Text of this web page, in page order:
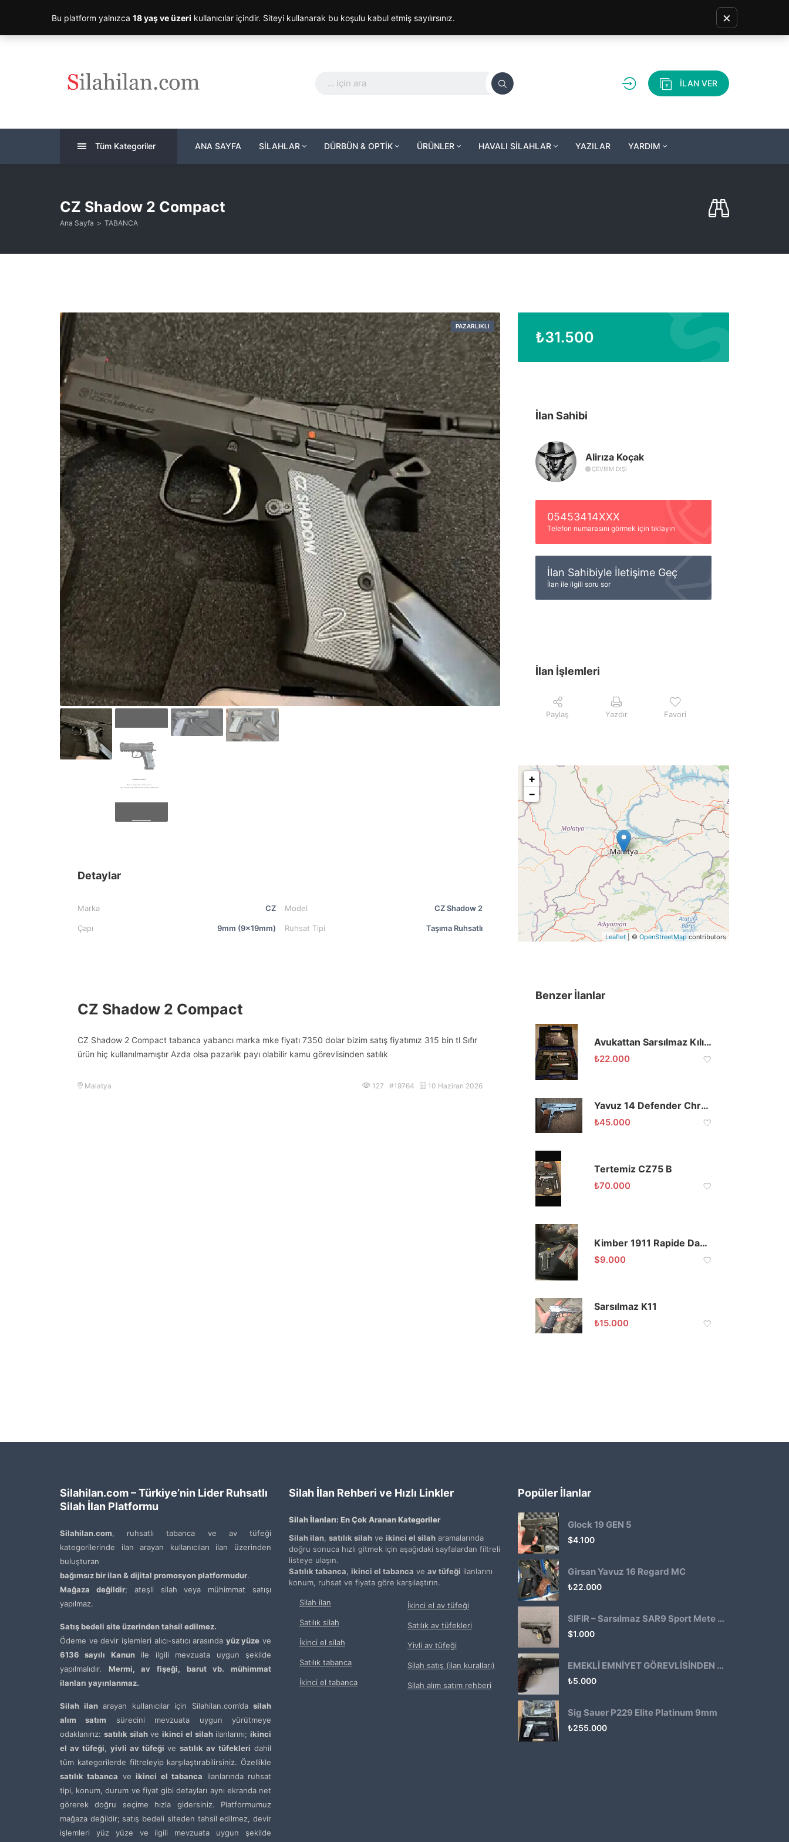
İLAN VER
Tüm Kategoriler ANA SAYFA SİLAHLAR DÜRBÜN & OPTİK ÜRÜNLER HAVALI SİLAHLAR YAZILAR YARDIM
CZ Shadow 2 Compact
Ana Sayfa TABANCA
PAZARLIKLI
Detaylar
Marka CZ Model CZ Shadow 2
Çapı 9mm (9x19mm) Ruhsat Tipi Taşıma Ruhsatlı
CZ Shadow 2 Compact
CZ Shadow 2 Compact tabanca yabancı marka mke fiyatı 7350 dolar bizim satış fiyatımız 315 bin tl Sıfır
ürün hiç kullanılmamıştır Azda olsa pazarlık payı olabilir kamu görevlisinden satılık
Malatya 127 #19764 10 Haziran 2026
₺31.500
İlan Sahibi
Alirıza Koçak
ÇEVRIM DIŞI
05453414XXX
Telefon numarasını görmek için tıklayın
İlan Sahibiyle İletişime Geç
İlan ile ilgili soru sor
İlan İşlemleri
Paylaş Yazdır Favori
+
−
Leaflet | © OpenStreetMapcontributors
Benzer İlanlar
Avukattan Sarsılmaz Kılınç 2000 Mega
₺22.000
Yavuz 14 Defender Chrome
₺45.000
Tertemiz CZ75 B
₺70.000
Kimber 1911 Rapide Dawn Kamu Personelinden
$9.000
Sarsılmaz K11
₺15.000
Silahilan.com – Türkiye’nin Lider Ruhsatlı
Silah İlan Platformu
Silahilan.com, ruhsatlı tabanca ve av tüfeği
kategorilerinde ilan arayan kullanıcıları ilan üzerinden
buluşturan
bağımsız bir ilan & dijital promosyon platformudur.
Mağaza değildir; ateşli silah veya mühimmat satışı
yapılmaz.
Satış bedeli site üzerinden tahsil edilmez.
Ödeme ve devir işlemleri alıcı-satıcı arasında yüz yüze ve
6136 sayılı Kanunile ilgili mevzuata uygun şekilde
yapılmalıdır. Mermi, av fişeği, barut vb. mühimmat
ilanları yayınlanmaz.
Silah ilanarayan kullanıcılar için Silahilan.com’da silah
alım satım sürecini mevzuata uygun yürütmeye
odaklanırız: satılık silahve ikinci el silahilanlarını; ikinci
el av tüfeği, yivli av tüfeği vesatılık av tüfekleri dahil
tüm kategorilerde filtreleyip karşılaştırabilirsiniz. Özellikle
satılık tabanca veikinci el tabanca ilanlarında ruhsat
tipi, konum, durum ve fiyat gibi detayları aynı ekranda net
görerek doğru seçime hızla gidersiniz. Platformumuz
mağaza değildir; satış bedeli siteden tahsil edilmez, devir
işlemleri yüz yüze ve ilgili mevzuata uygun şekilde
Silah İlan Rehberi ve Hızlı Linkler
Silah İlanları: En Çok Aranan Kategoriler
Silah ilan satılık silah ve ikinci el silah aramalarında
doğru sonuca hızlı gitmek için aşağıdaki sayfalardan filtreli
listeye ulaşın.
Satılık tabanca ikinci el tabanca ve av tüfeği ilanlarını
konum, ruhsat ve fiyata göre karşılaştırın.
Silah ilan
Satılık silah
İkinci el silah
Satılık tabanca
İkinci el tabanca
İkinci el av tüfeği
Satılık av tüfekleri
Yivli av tüfeği
Silah satış (ilan kuralları)
Silah alım satım rehberi
Popüler İlanlar
Glock 19 GEN 5
$4.100
Girsan Yavuz 16 Regard MC
₺22.000
SIFIR – Sarsılmaz SAR9 Sport Mete Haki
$1.000
EMEKLİ EMNİYET GÖREVLİSİNDEN ATMACA 53 KLASİK14
₺5.000
Sig Sauer P229 Elite Platinum 9mm
₺255.000
Bu platform yalnızca 18 yaş ve üzeri kullanıcılar içindir. Siteyi kullanarak bu koşulu kabul etmiş sayılırsınız. ×